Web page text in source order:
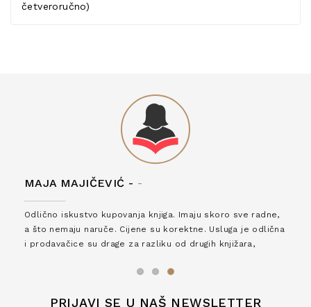
četveroručno)
MAJA MAJIČEVIĆ - -
Odlično iskustvo kupovanja knjiga. Imaju skoro sve radne,
a što nemaju naruče. Cijene su korektne. Usluga je odlična
i prodavačice su drage za razliku od drugih knjižara,
PRIJAVI SE U NAŠ NEWSLETTER